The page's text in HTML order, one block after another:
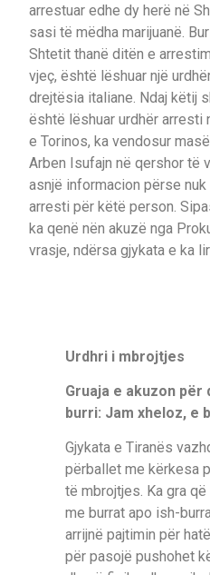
arrestuar edhe dy herë në
sasi të mëdha marijuanë.
Shtetit thanë ditën e
vjeç, është lëshuar një
drejtësia italiane. Ndaj këtij
është lëshuar urdhër arresti
e Torinos, ka vendosur
Arben Isufajn në qershor të
asnjë informacion përse
arresti për këtë person.
ka qenë nën akuzë nga
vrasje, ndërsa gjykata e ka
Urdhri i mbrojtjes
Gruaja e akuzon për
burri: Jam xheloz, e
Gjykata e Tiranës
përballet me kërkesa
të mbrojtjes. Ka gra
me burrat apo ish-
arrijnë pajtimin për
për pasojë pushohet